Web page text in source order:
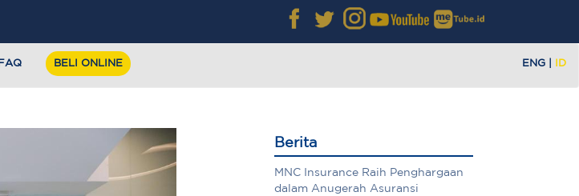
FAQ BELI ONLINE ENG ID
Berita
MNC Insurance Raih Penghargaan
dalam Anugerah Asuransi